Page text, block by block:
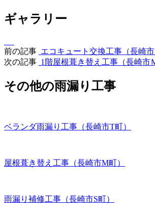
ギャラリー
前の記事 エコキュート交換工事（長崎市
次の記事 1階屋根葺き替え工事（長崎市
その他の雨漏り工事
ベランダ雨漏り工事（長崎市T町）
屋根葺き替え工事（長崎市M町）
雨漏り補修工事（長崎市S町）